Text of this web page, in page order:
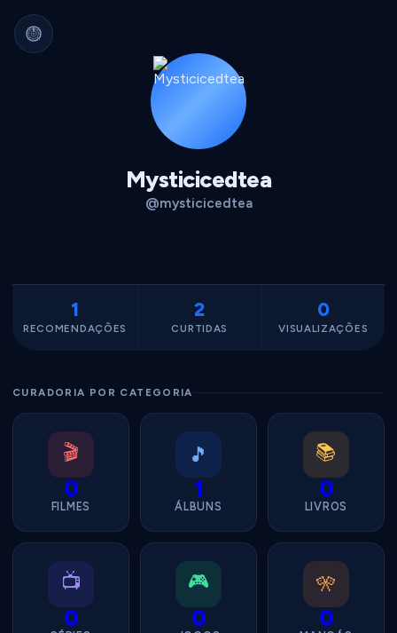
Arquivo Cultural Permanente
Filmes, álbuns, livros e
séries guardados para sempre.
Sua curadoria pode
migrar para qualquer plataforma.
Exportável, interoperável,
Mysticicedtea
@mysticicedtea
1
RECOMENDAÇÕES
2
CURTIDAS
0
VISUALIZAÇÕES
CURADORIA POR CATEGORIA
🎬
0
FILMES
🎵
1
ÁLBUNS
📚
0
LIVROS
📺
0
🎮
0
🎌
0